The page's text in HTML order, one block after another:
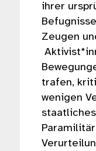
ihrer
Zeugen
trafen,
wenigen